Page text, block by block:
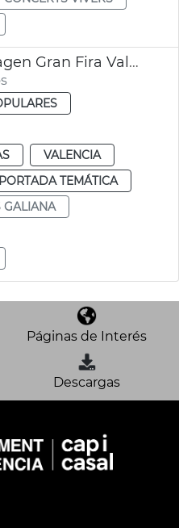
Programación e imagen Gran Fira València
VALENCIA
TEMÁTICA
GALIANA
Páginas de Interés
Descargas